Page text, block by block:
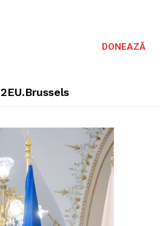
DONEAZĂ
2EU.Brussels